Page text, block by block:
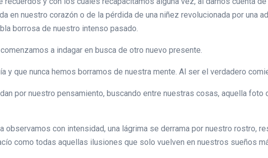
en nuestro corazón o de la pérdida de una niñez revolucionada por una
borrosa de nuestro intenso pasado.
a indagar en busca de otro nuevo presente.
y que nunca hemos borramos de nuestra mente. Al ser el verdadero
por nuestro pensamiento, buscando entre nuestras cosas, aquella foto
observamos con intensidad, una lágrima se derrama por nuestro rostro,
como todas aquellas ilusiones que solo vuelven en nuestros sueños